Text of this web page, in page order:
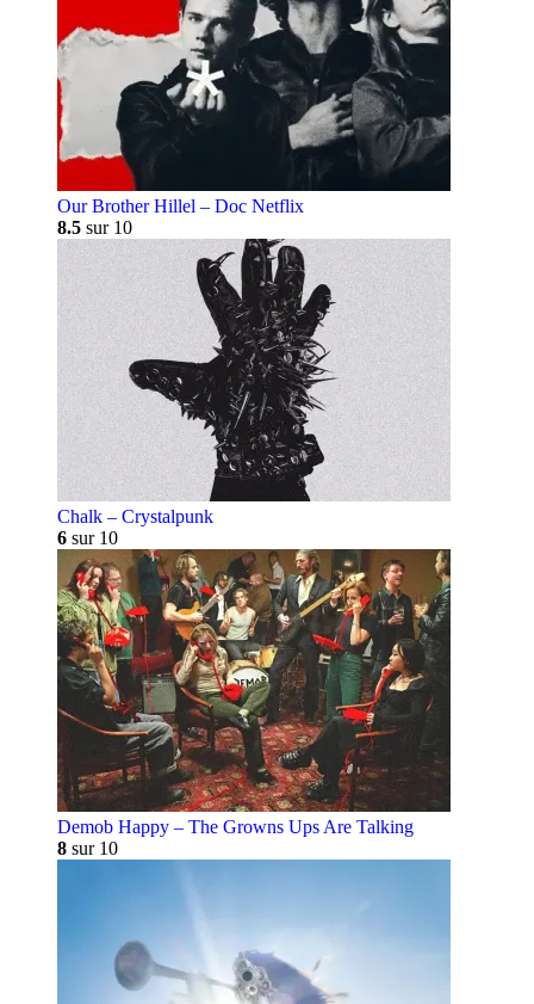
Our Brother Hillel – Doc Netflix
8.5 sur 10
Chalk – Crystalpunk
6 sur 10
Demob Happy – The Growns Ups Are Talking
8 sur 10